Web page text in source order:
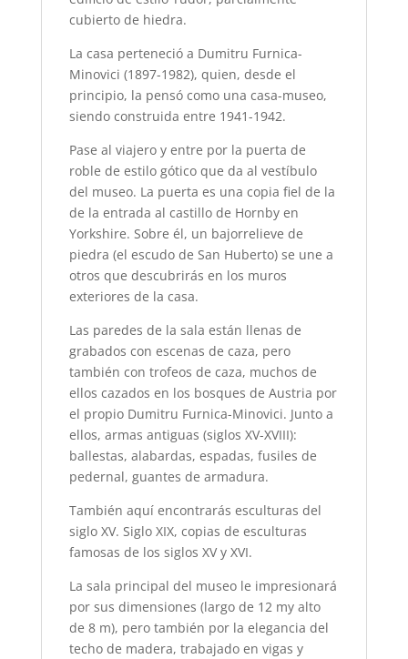
cubierto de hiedra.
La casa perteneció a Dumitru Furnica-
Minovici (1897-1982), quien, desde el
principio, la pensó como una casa-museo,
siendo construida entre 1941-1942.
Pase al viajero y entre por la puerta de
roble de estilo gótico que da al vestíbulo
del museo. La puerta es una copia fiel de la
de la entrada al castillo de Hornby en
Yorkshire. Sobre él, un bajorrelieve de
piedra (el escudo de San Huberto) se une a
otros que descubrirás en los muros
exteriores de la casa.
Las paredes de la sala están llenas de
grabados con escenas de caza, pero
también con trofeos de caza, muchos de
ellos cazados en los bosques de Austria por
el propio Dumitru Furnica-Minovici. Junto a
ellos, armas antiguas (siglos XV-XVIII):
ballestas, alabardas, espadas, fusiles de
pedernal, guantes de armadura.
También aquí encontrarás esculturas del
siglo XV. Siglo XIX, copias de esculturas
famosas de los siglos XV y XVI.
La sala principal del museo le impresionará
por sus dimensiones (largo de 12 my alto
de 8 m), pero también por la elegancia del
techo de madera, trabajado en vigas y